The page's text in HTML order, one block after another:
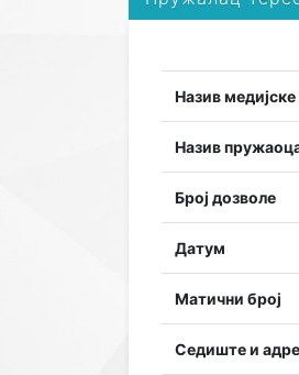
Назив
Назив
Број дозволе
Датум
Матични број
Седиште и